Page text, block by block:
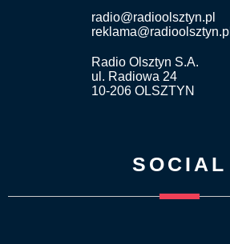
radio@radioolsztyn.pl
reklama@radioolsztyn.pl
Radio Olsztyn S.A.
ul. Radiowa 24
10-206 OLSZTYN
SOCIAL